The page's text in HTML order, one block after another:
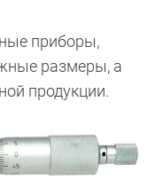
приборы,
размеры, а
продукции.